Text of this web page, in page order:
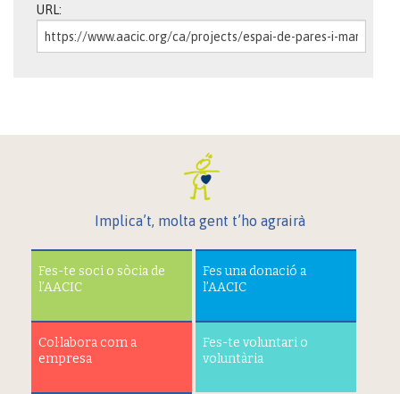
URL:
Implica’t, molta gent t’ho agrairà
Fes-te soci o sòcia de
l’AACIC
Fes una donació a
l’AACIC
Col·labora com a
empresa
Fes-te voluntari o
voluntària